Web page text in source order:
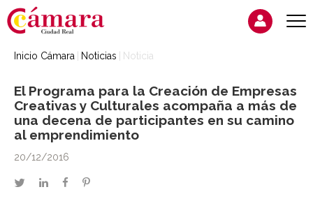
Inicio Cámara Noticias Noticia
El Programa para la Creación de Empresas
Creativas y Culturales acompaña a más de
una decena de participantes en su camino
al emprendimiento
20/12/2016
twitterlinkedinfacebookpinterest